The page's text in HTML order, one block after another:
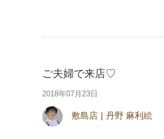
ご夫婦で来店♡
2018年07月23日
敷島店 丹野 麻利絵